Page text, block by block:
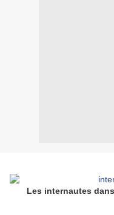
Les internautes